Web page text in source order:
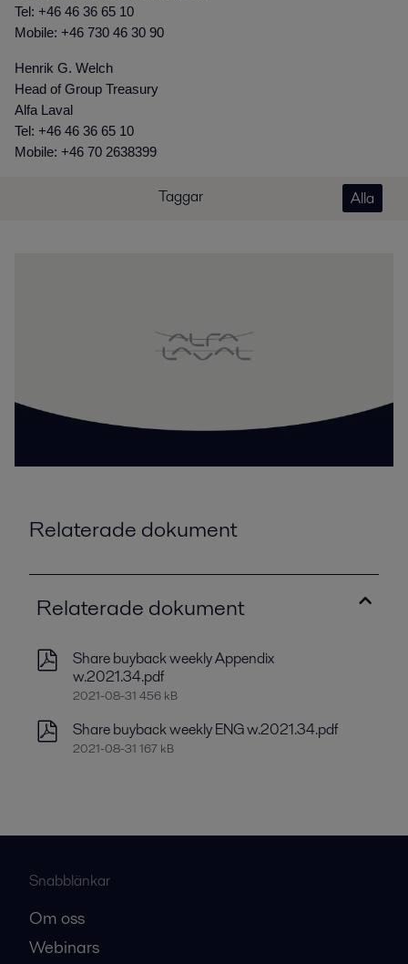
Tel: +46 46 36 65 10
Mobile: +46 730 46 30 90
Henrik G. Welch
Head of Group Treasury
Alfa Laval
Tel: +46 46 36 65 10
Mobile: +46 70 2638399
Taggar Alla
Relaterade dokument
Relaterade dokument
Share buyback weekly Appendix
w.2021.34.pdf
2021-08-31 456 kB
Share buyback weekly ENG w.2021.34.pdf
2021-08-31 167 kB
Snabblänkar
Om oss
Webinars